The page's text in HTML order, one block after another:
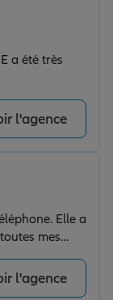
a été très
l'agence
Elle a
mes
travers le
l'agence